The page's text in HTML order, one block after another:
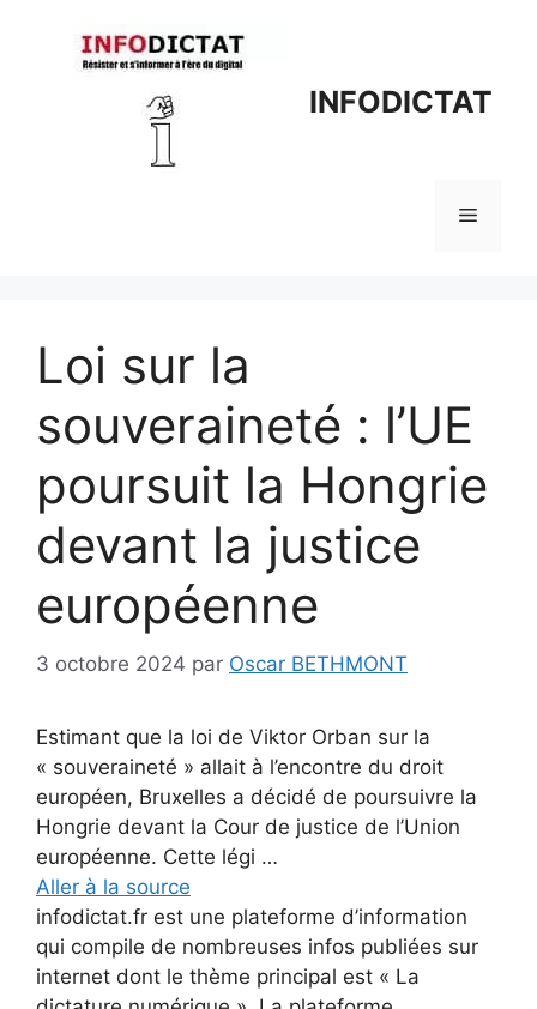
INFODICTAT
Menu
Loi sur la
souveraineté : l’UE
poursuit la Hongrie
devant la justice
européenne
3 octobre 2024 par Oscar BETHMONT
Estimant que la loi de Viktor Orban sur la
« souveraineté » allait à l’encontre du droit
européen, Bruxelles a décidé de poursuivre la
Hongrie devant la Cour de justice de l’Union
européenne. Cette légi …
Aller à la source
infodictat.fr est une plateforme d’information
qui compile de nombreuses infos publiées sur
internet dont le thème principal est « La